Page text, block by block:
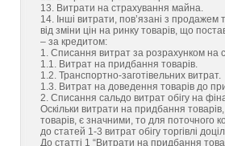
13. Витрати на страхування майна.
14. Інші витрати, пов’язані з продажем
від зміни цін на ринку товарів, що
– за кредитом:
1. Списання витрат за розрахунком на
1.1. Витрат на придбання товарів.
1.2. Транспортно-заготівельних витрат.
1.3. Витрат на доведення товарів до
2. Списання сальдо витрат обігу на
Оскільки витрати на придбання
товарів, є значними, то для поточного
до статей 1-3 витрат обігу торгівлі
До статті 1 “Витрати на придбання